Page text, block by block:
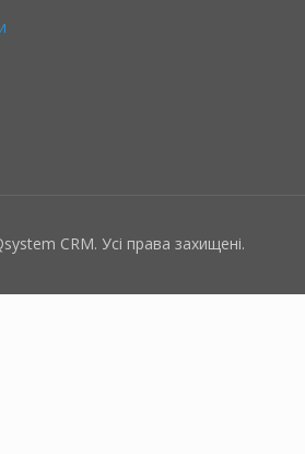
CRM. Усі права захищені.